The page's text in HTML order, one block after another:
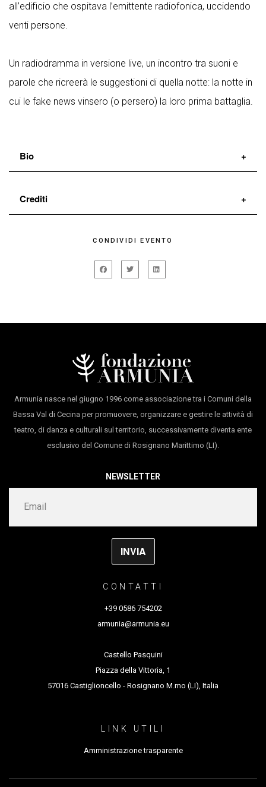
all’edificio che ospitava l’emittente radiofonica, uccidendo
venti persone.
Un radiodramma in versione live, un incontro tra suoni e
parole che ricreerà le suggestioni di quella notte: la notte in
cui le fake news vinsero (o persero) la loro prima battaglia.
Bio
Nata dall’incontro tra
Paolocà, VicoQuartoMazzinisi pone come scopo
nascoste. VQM mette al centro del proprio percorso
riscritture di grandi classici del teatro e della
Crediti
diretto e interpretato daMichele Altamura
sound design
Alessandro De Rocco
durata 40’
CONDIVIDI EVENTO
Armunia nasce nel giugno 1996 come associazione tra i Comuni della
Bassa Val di Cecina per promuovere, organizzare e gestire le attività di
teatro, di danza e culturali sul territorio, successivamente diventa ente
esclusivo del Comune di Rosignano Marittimo (LI).
NEWSLETTER
CONTATTI
+39 0586 754202
armunia@armunia.eu
Castello Pasquini
Piazza della Vittoria, 1
57016 Castiglioncello - Rosignano M.mo (LI), Italia
LINK UTILI
Amministrazione trasparente